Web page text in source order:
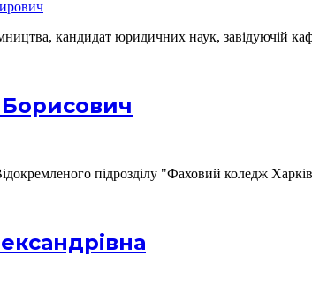
кандидат юридичних наук, завідуючій
підрозділу "Фаховий коледж